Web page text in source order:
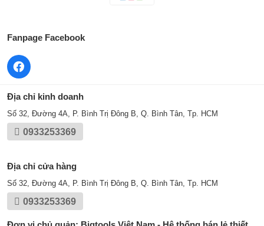
Fanpage Facebook
Địa chỉ kinh doanh
Số 32, Đường 4A, P. Bình Trị Đông B, Q. Bình Tân, Tp. HCM
0933253369
Địa chỉ cửa hàng
Số 32, Đường 4A, P. Bình Trị Đông B, Q. Bình Tân, Tp. HCM
0933253369